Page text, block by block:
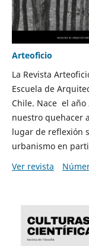
Arteoficio
La Revista
Escuela de
Chile. Nace el
nuestro quehacer
lugar de reflexión
urbanismo en
Ver revista